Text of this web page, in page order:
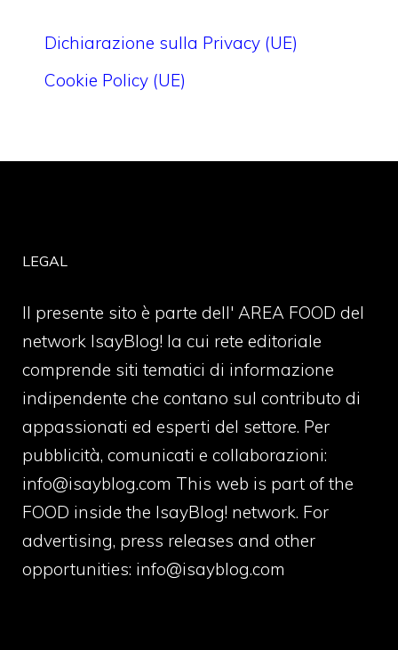
Dichiarazione sulla Privacy (UE)
Cookie Policy (UE)
LEGAL
Il presente sito è parte dell' AREA FOOD del
network IsayBlog! la cui rete editoriale
comprende siti tematici di informazione
indipendente che contano sul contributo di
appassionati ed esperti del settore. Per
pubblicità, comunicati e collaborazioni:
info@isayblog.com This web is part of the
FOOD inside the IsayBlog! network. For
advertising, press releases and other
opportunities: info@isayblog.com